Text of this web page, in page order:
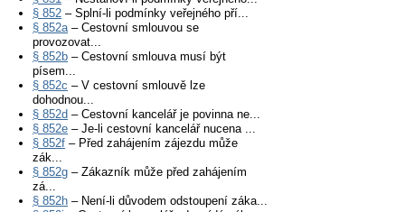
§ 852 – Splní-li podmínky veřejného pří...
§ 852a– Cestovní smlouvou se
provozovat...
§ 852b – Cestovní smlouva musí být
písem...
§ 852c – V cestovní smlouvě lze
dohodnou...
§ 852d – Cestovní kancelář je povinna ne...
§ 852e – Je-li cestovní kancelář nucena ...
§ 852f – Před zahájením zájezdu může
zák...
§ 852g – Zákazník může před zahájením
zá...
§ 852h – Není-li důvodem odstoupení záka...